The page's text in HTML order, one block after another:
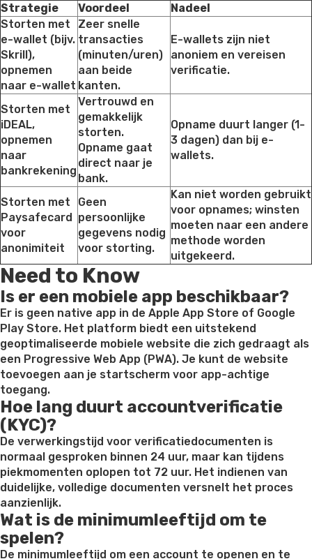
Strategie
Voordeel
Nadeel
Storten met
e-wallet (bijv.
Skrill),
opnemen
naar e-wallet
Zeer snelle
transacties
(minuten/uren)
aan beide
kanten.
E-wallets zijn niet
anoniem en vereisen
verificatie.
Storten met
iDEAL,
opnemen
naar
bankrekening
Vertrouwd en
gemakkelijk
storten.
Opname gaat
direct naar je
bank.
Opname duurt langer (1-
3 dagen) dan bij e-
wallets.
Storten met
Paysafecard
voor
anonimiteit
Geen
persoonlijke
gegevens nodig
voor storting.
Kan niet worden gebruikt
voor opnames; winsten
moeten naar een andere
methode worden
uitgekeerd.
Need to Know
Is er een mobiele app beschikbaar?
Er is geen native app in de Apple App Store of Google
Play Store. Het platform biedt een uitstekend
geoptimaliseerde mobiele website die zich gedraagt als
een Progressive Web App (PWA). Je kunt de website
toevoegen aan je startscherm voor app-achtige
toegang.
Hoe lang duurt accountverificatie
(KYC)?
De verwerkingstijd voor verificatiedocumenten is
normaal gesproken binnen 24 uur, maar kan tijdens
piekmomenten oplopen tot 72 uur. Het indienen van
duidelijke, volledige documenten versnelt het proces
aanzienlijk.
Wat is de minimumleeftijd om te
spelen?
De minimumleeftijd om een account te openen en te